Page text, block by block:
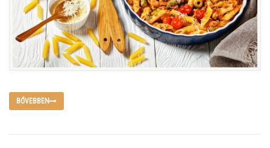
BŐVEBBEN